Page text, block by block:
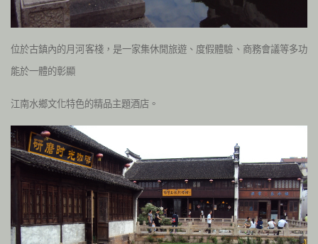
位於古鎮內的月河客棧，是一家集休閒旅遊、度假體驗、商務會議等多功
能於一體的彰顯
江南水鄉文化特色的精品主題酒店。